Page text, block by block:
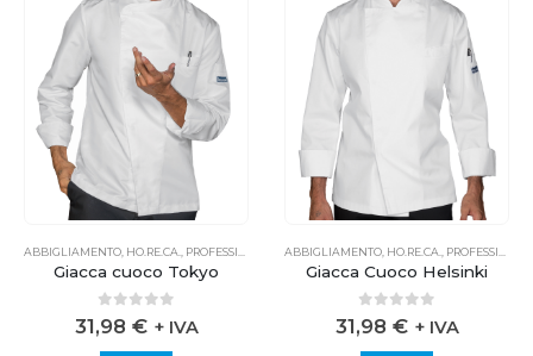
ABBIGLIAMENTO HO.RE.CA. PROFESSIONALE
Giacca cuoco Tokyo
0out of 5
31,98 € + IVA
ABBIGLIAMENTO HO.RE.CA. PROFESSIONALE
Giacca Cuoco Helsinki
0out of 5
31,98 € + IVA